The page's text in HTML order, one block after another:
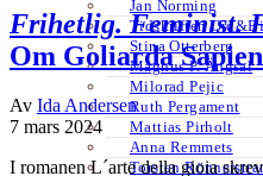
Jan Norming
Tidskriften
Stina Otterberg
Magnus P. Ängsal
Milorad Pejic
Ruth Pergament
Mattias Pirholt
Anna Remmets
Torsten
Frihetlig. Feminist.
Om Goliarda
Av Ida Andersen
7 mars 2024
I romanen L´arte della gioia